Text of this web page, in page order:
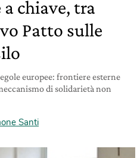
a chiave, tra
Patto sulle
europee: frontiere esterne
di solidarietà non
Santi